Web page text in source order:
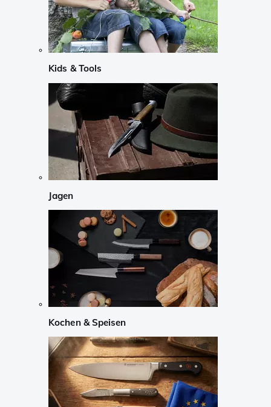
Kids & Tools
Jagen
Kochen & Speisen